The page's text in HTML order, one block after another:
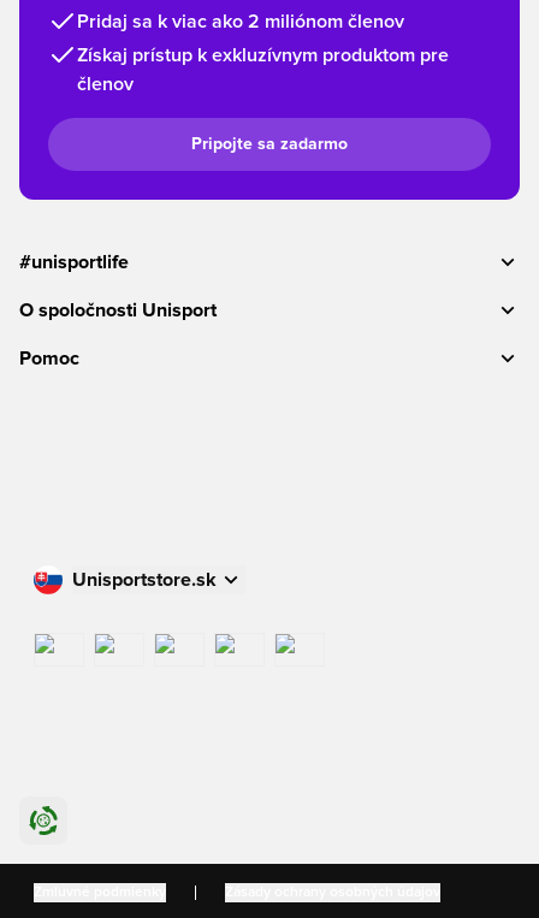
Pridaj sa k viac ako 2 miliónom členov
Získaj prístup k exkluzívnym produktom pre
členov
Pripojte sa zadarmo
#unisportlife
O spoločnosti Unisport
Pomoc
Unisportstore.sk
International
Sverige